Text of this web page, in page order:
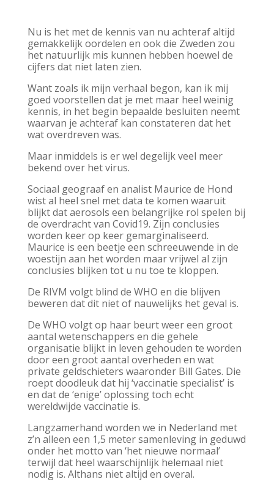
Nu is het met de kennis van nu achteraf altijd
gemakkelijk oordelen en ook die Zweden zou
het natuurlijk mis kunnen hebben hoewel de
cijfers dat niet laten zien.
Want zoals ik mijn verhaal begon, kan ik mij
goed voorstellen dat je met maar heel weinig
kennis, in het begin bepaalde besluiten neemt
waarvan je achteraf kan constateren dat het
wat overdreven was.
Maar inmiddels is er wel degelijk veel meer
bekend over het virus.
Sociaal geograaf en analist Maurice de Hond
wist al heel snel met data te komen waaruit
blijkt dat aerosols een belangrijke rol spelen bij
de overdracht van Covid19. Zijn conclusies
worden keer op keer gemarginaliseerd.
Maurice is een beetje een schreeuwende in de
woestijn aan het worden maar vrijwel al zijn
conclusies blijken tot u nu toe te kloppen.
De RIVM volgt blind de WHO en die blijven
beweren dat dit niet of nauwelijks het geval is.
De WHO volgt op haar beurt weer een groot
aantal wetenschappers en die gehele
organisatie blijkt in leven gehouden te worden
door een groot aantal overheden en wat
private geldschieters waaronder Bill Gates. Die
roept doodleuk dat hij ‘vaccinatie specialist’ is
en dat de ‘enige’ oplossing toch echt
wereldwijde vaccinatie is.
Langzamerhand worden we in Nederland met
z’n alleen een 1,5 meter samenleving in geduwd
onder het motto van ‘het nieuwe normaal’
terwijl dat heel waarschijnlijk helemaal niet
nodig is. Althans niet altijd en overal.